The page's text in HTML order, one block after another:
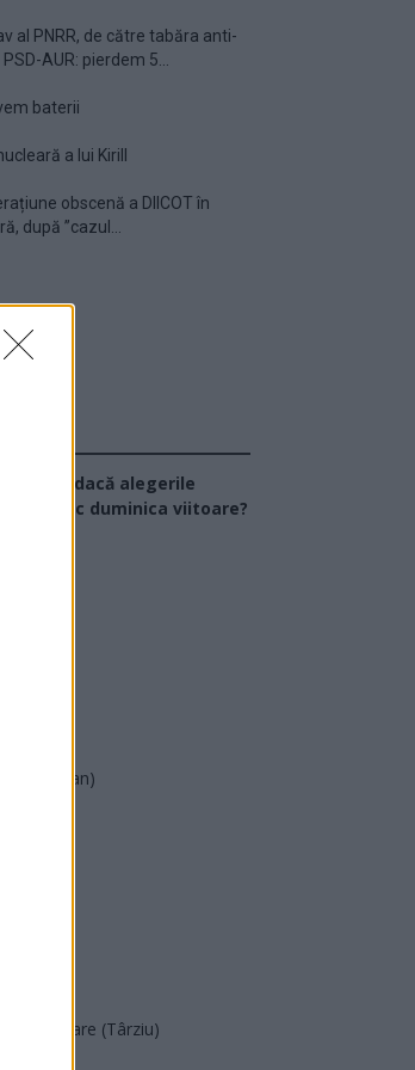
al PNRR, de către tabăra anti-
AUR: pierdem 5...
baterii
a lui Kirill
obscenă a DIICOT în
după ”cazul...
vota dacă alegerile
avea loc duminica viitoare?
(L. Orban)
(Târziu)